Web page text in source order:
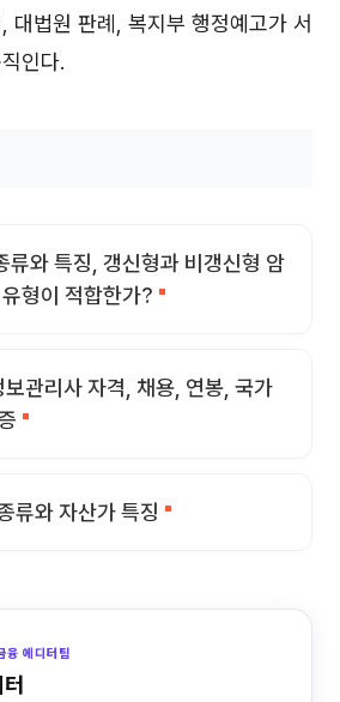
대법원 판례, 복지부 행정예고가 서
인다.
류와 특징, 갱신형과 비갱신형 암
형이 적합한가?
관리사 자격, 채용, 연봉, 국가
류와 자산가 특징
융 에디터팀